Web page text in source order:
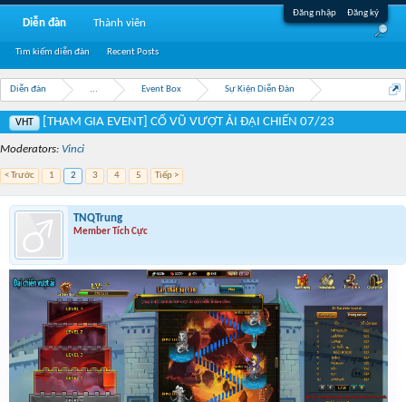
Đăng nhập Đăng ký
Diễn đàn ... Event Box Sự Kiện Diễn Đàn
VHT [THAM GIA EVENT] CỔ VŨ VƯỢT ẢI ĐẠI CHIẾN 07/23
Moderators: Vinci
< Trước 1 2 3 4 5 Tiếp >
TNQTrung
Member Tích Cực
Diễn đàn
Tìm kiếm diễn đàn Recent Posts
Thành viên